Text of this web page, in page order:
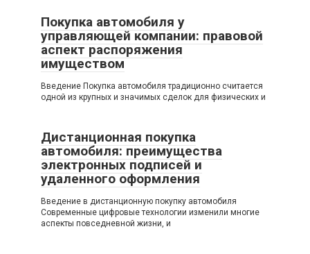
Покупка автомобиля у
управляющей компании: правовой
аспект распоряжения
имуществом
Введение Покупка автомобиля традиционно считается
одной из крупных и значимых сделок для физических и
Дистанционная покупка
автомобиля: преимущества
электронных подписей и
удаленного оформления
Введение в дистанционную покупку автомобиля
Современные цифровые технологии изменили многие
аспекты повседневной жизни, и